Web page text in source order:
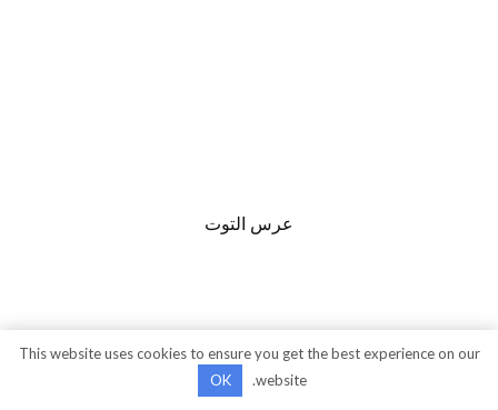
عرس التوت
This website uses cookies to ensure you get the best experience on our
website.
OK